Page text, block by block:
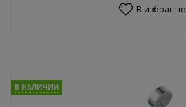
В
В НАЛИЧИИ